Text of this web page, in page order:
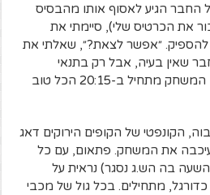
החבר הגיע לאסוף אותו מהבסיס
את הכרטיס שלי), סיימתי את
להספיק. ״אפשר לצאת?״, שאלתי את
שאין בעיה, אבל רק בתנאי
שנחזור עד 23:00. יאללה נו המשחק מתחיל ב-20:15 הכל טוב
הקונפטי של הקופים הירוקים דאג
את המשחק. פתאום, עם כל
חזרה עד 23:00 (השעה בה הש.ג נסגר) נראית על
מתחילים. בכל גול של מכבי